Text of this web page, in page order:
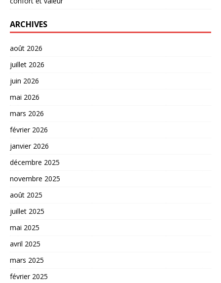
ARCHIVES
août 2026
juillet 2026
juin 2026
mai 2026
mars 2026
février 2026
janvier 2026
décembre 2025
novembre 2025
août 2025
juillet 2025
mai 2025
avril 2025
mars 2025
février 2025